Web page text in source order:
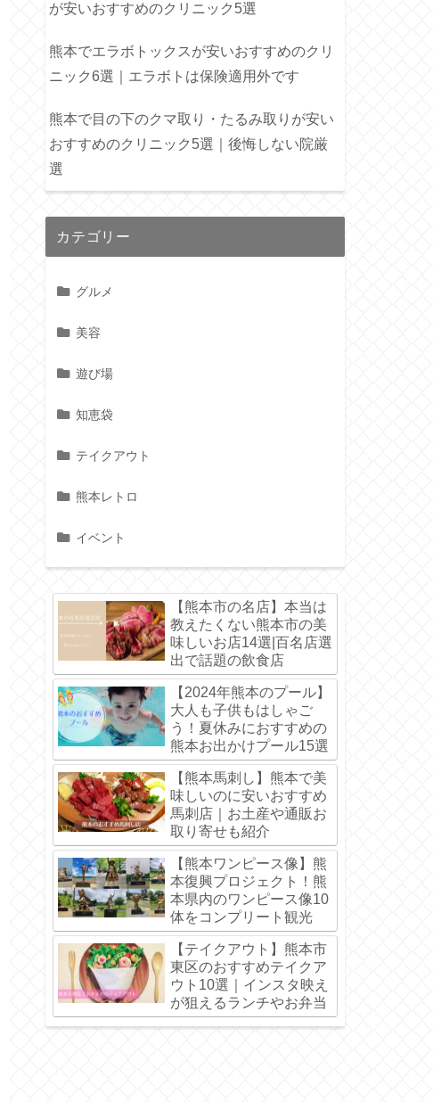
が安いおすすめのクリニック5選
熊本でエラボトックスが安いおすすめのクリ
ニック6選｜エラボトは保険適用外です
熊本で目の下のクマ取り・たるみ取りが安い
おすすめのクリニック5選｜後悔しない院厳
選
カテゴリー
グルメ
美容
遊び場
知恵袋
テイクアウト
熊本レトロ
イベント
【熊本市の名店】本当は
教えたくない熊本市の美
味しいお店14選|百名店選
出で話題の飲食店
【2024年熊本のプール】
大人も子供もはしゃご
う！夏休みにおすすめの
熊本お出かけプール15選
【熊本馬刺し】熊本で美
味しいのに安いおすすめ
馬刺店｜お土産や通販お
取り寄せも紹介
【熊本ワンピース像】熊
本復興プロジェクト！熊
本県内のワンピース像10
体をコンプリート観光
【テイクアウト】熊本市
東区のおすすめテイクア
ウト10選｜インスタ映え
が狙えるランチやお弁当